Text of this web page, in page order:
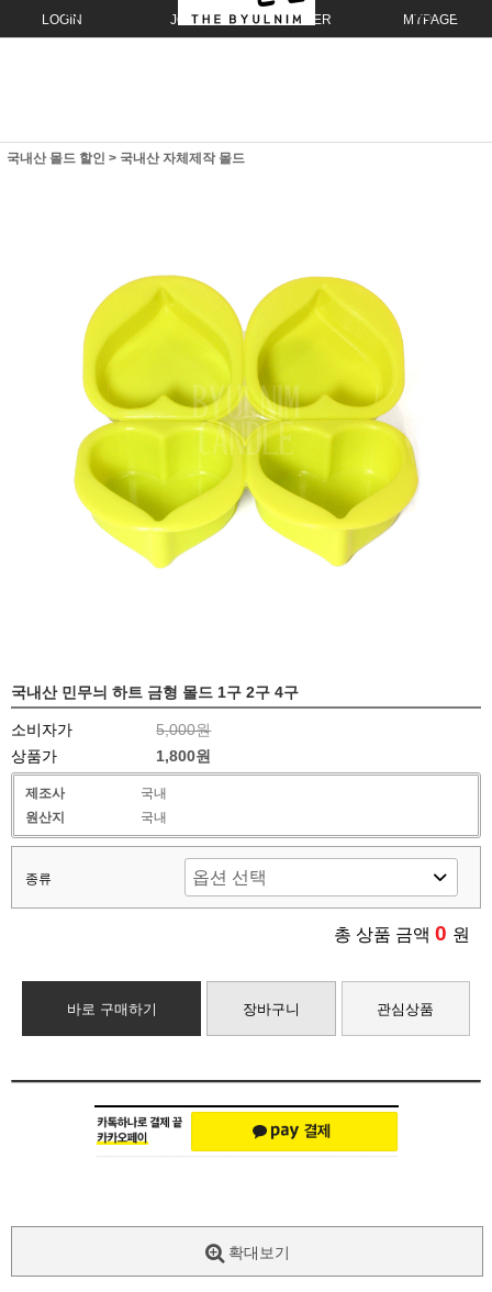
LOGIN JOIN ORDER MYPAGE
국내산 몰드 할인 > 국내산 자체제작 몰드
국내산 민무늬 하트 금형 몰드 1구 2구 4구
소비자가
5,000원
상품가
1,800원
제조사
국내
원산지
국내
종류
총 상품 금액 0 원
바로 구매하기 장바구니 관심상품
확대보기